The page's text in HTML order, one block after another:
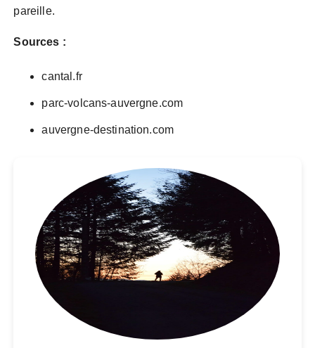
pareille.
Sources :
cantal.fr
parc-volcans-auvergne.com
auvergne-destination.com